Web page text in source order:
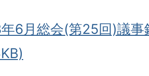
6月総会(第25回)議